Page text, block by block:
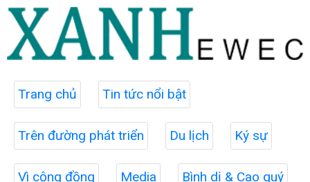
Trang chủ Tin tức nổi bật
Trên đường phát triển Du lịch Ký sự
Vì cộng đồng Media Bình dị & Cao quý